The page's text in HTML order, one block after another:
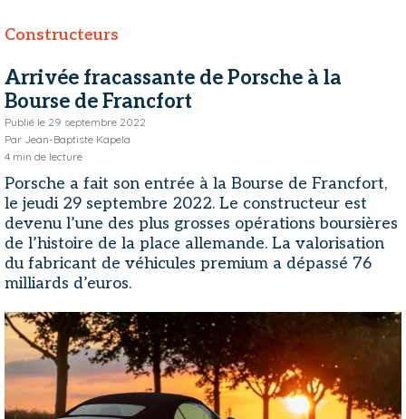
Constructeurs
Arrivée fracassante de Porsche à la
Bourse de Francfort
Publié le 29 septembre 2022
Par Jean-Baptiste Kapela
4 min de lecture
Porsche a fait son entrée à la Bourse de Francfort,
le jeudi 29 septembre 2022. Le constructeur est
devenu l’une des plus grosses opérations boursières
de l’histoire de la place allemande. La valorisation
du fabricant de véhicules premium a dépassé 76
milliards d’euros.